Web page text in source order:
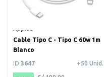
Cable Tipo C - Tipo C 60w 1m
Blanco
ID 3647 +50 Unid.